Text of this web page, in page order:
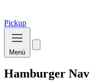
Pickup
Menú
Hamburger Nav